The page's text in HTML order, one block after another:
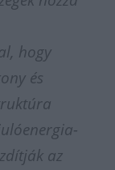
hogy
és
az